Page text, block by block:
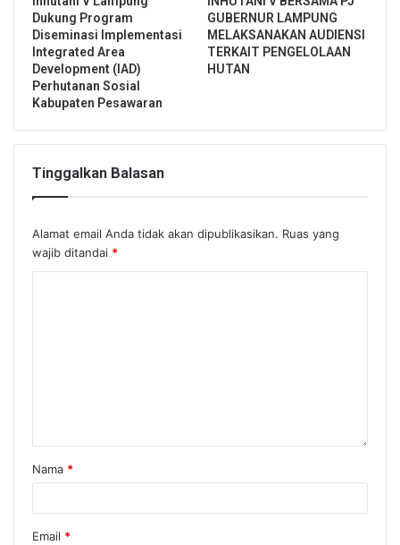
Dukung Program
Diseminasi Implementasi
Integrated Area
Development (IAD)
Perhutanan Sosial
Kabupaten Pesawaran
GUBERNUR LAMPUNG
MELAKSANAKAN AUDIENSI
TERKAIT PENGELOLAAN
HUTAN
Tinggalkan Balasan
Alamat email Anda tidak akan dipublikasikan. Ruas yang
wajib ditandai *
Nama *
Email *